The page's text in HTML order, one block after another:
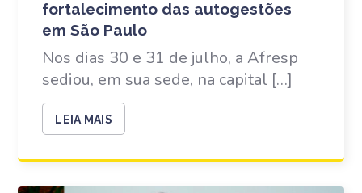
fortalecimento das autogestões
em São Paulo
Nos dias 30 e 31 de julho, a Afresp
sediou, em sua sede, na capital […]
LEIA MAIS